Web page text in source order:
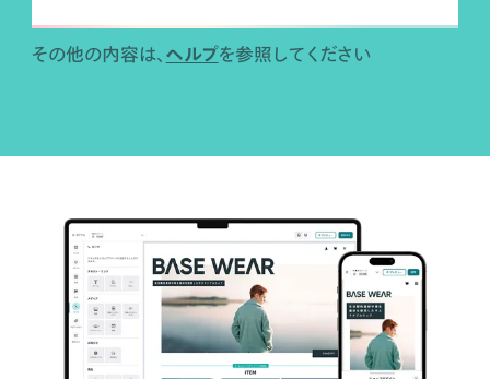
その他の内容は、 ヘルプを参照してください